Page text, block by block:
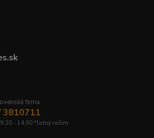
firma
3810711
- 14.00 *letný režim